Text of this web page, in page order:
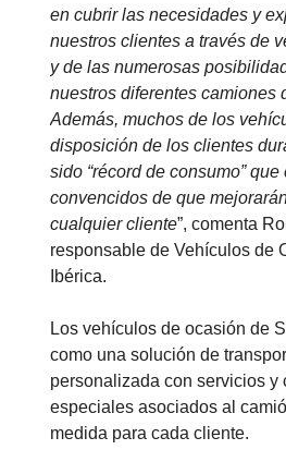
en cubrir las necesidades y
nuestros clientes a través de
y de las numerosas
nuestros diferentes camiones
Además, muchos de los
disposición de los clientes
sido “récord de consumo” que
convencidos de que
cualquier cliente”, comenta
responsable de Vehículos de
Ibérica.
Los vehículos de ocasión de
como una solución de
personalizada con servicios y
especiales asociados al
medida para cada cliente.